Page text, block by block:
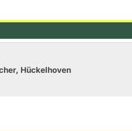
Hückelhoven